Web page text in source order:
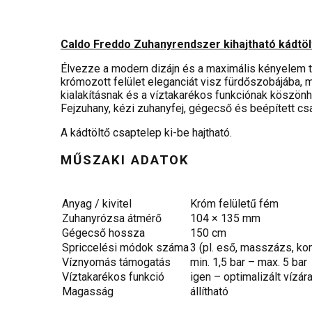
Caldo Freddo Zuhanyrendszer kihajtható
Élvezze a modern dizájn és a maximális kényelem
krómozott felület eleganciát visz fürdőszobájába,
kialakításnak és a víztakarékos funkciónak
Fejzuhany, kézi zuhanyfej, gégecső és beépített
A kádtöltő csaptelep ki-be hajtható.
MŰSZAKI ADATOK
Anyag / kivitel
Króm felületű fém
Zuhanyrózsa átmérő
104 × 135 mm
Gégecső hossza
150 cm
Spriccelési módok száma3 (pl. eső, masszázs,
Víznyomás támogatás
min. 1,5 bar – max. 5 bar
Víztakarékos funkció
igen – optimalizált
Magasság
állítható